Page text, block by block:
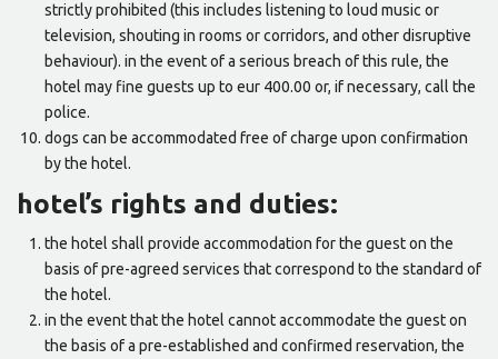
strictly prohibited (this includes listening to loud music or
television, shouting in rooms or corridors, and other disruptive
behaviour). in the event of a serious breach of this rule, the
hotel may fine guests up to eur 400.00 or, if necessary, call the
police.
dogs can be accommodated free of charge upon confirmation
by the hotel.
hotel’s rights and duties:
the hotel shall provide accommodation for the guest on the
basis of pre-agreed services that correspond to the standard of
the hotel.
in the event that the hotel cannot accommodate the guest on
the basis of a pre-established and confirmed reservation, the